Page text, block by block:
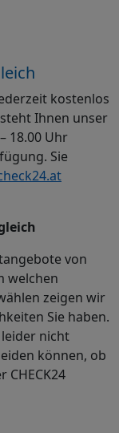
kostenlos
Ihnen unser
18.00 Uhr
Sie
von
welchen
zeigen wir
Sie haben.
nicht
können, ob